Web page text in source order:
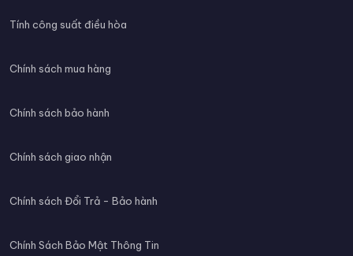
Tính công suất điều hòa
Chính sách mua hàng
Chính sách bảo hành
Chính sách giao nhận
Chính sách Đổi Trả - Bảo hành
Chính Sách Bảo Mật Thông Tin